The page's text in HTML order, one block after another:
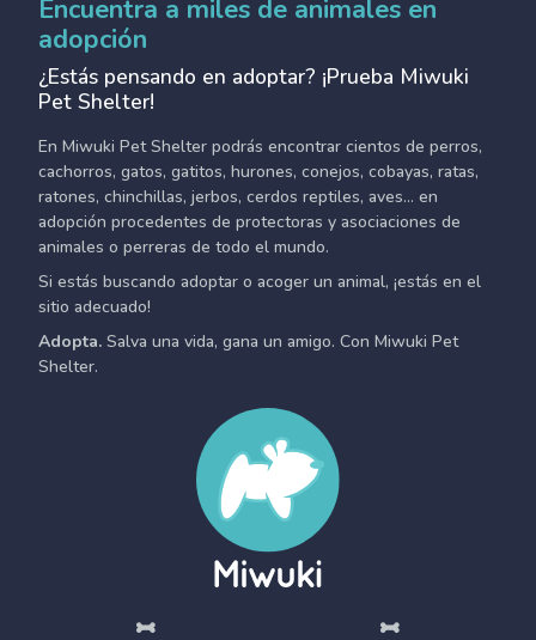
Encuentra a miles de animales en
adopción
¿Estás pensando en adoptar? ¡Prueba Miwuki
Pet Shelter!
En Miwuki Pet Shelter podrás encontrar cientos de perros,
cachorros, gatos, gatitos, hurones, conejos, cobayas, ratas,
ratones, chinchillas, jerbos, cerdos reptiles, aves... en
adopción procedentes de protectoras y asociaciones de
animales o perreras de todo el mundo.
Si estás buscando adoptar o acoger un animal, ¡estás en el
sitio adecuado!
Adopta. Salva una vida, gana un amigo. Con Miwuki Pet
Shelter.